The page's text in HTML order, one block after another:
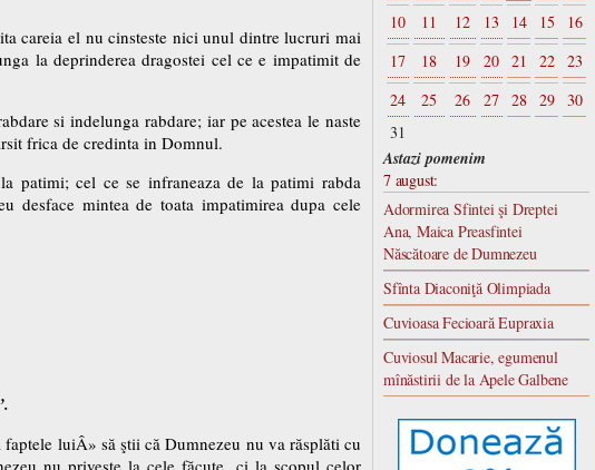
10
11 12 13 14 15
16
17
18 19 20 21 22
23
24
25 26 27 28 29
30
31
Astazi pomenim
7 august:
Adormirea Sfintei şi Dreptei
Ana, Maica Preasfintei
Născătoare de Dumnezeu
Sfînta Diaconiţă Olimpiada
Cuvioasa Fecioară Eupraxia
Cuviosul Macarie, egumenul
mînăstirii de la Apele Galbene
careia el nu cinsteste nici unul dintre lucruri mai
la deprinderea dragostei cel ce e impatimit de
si indelunga rabdare; iar pe acestea le naste
frica de credinta in Domnul.
patimi; cel ce se infraneaza de la patimi rabda
desface mintea de toata impatimirea dupa cele
luiÂ» să ştii că Dumnezeu nu va răsplăti cu
nu priveşte la cele făcute, ci la scopul celor